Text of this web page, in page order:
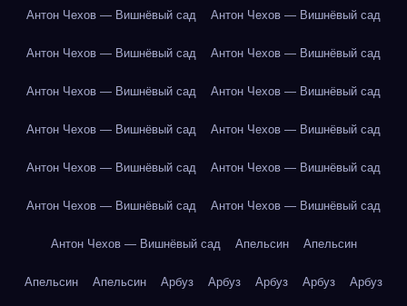
Антон Чехов — Вишнёвый сад Антон Чехов — Вишнёвый сад
Антон Чехов — Вишнёвый сад Антон Чехов — Вишнёвый сад
Антон Чехов — Вишнёвый сад Антон Чехов — Вишнёвый сад
Антон Чехов — Вишнёвый сад Антон Чехов — Вишнёвый сад
Антон Чехов — Вишнёвый сад Антон Чехов — Вишнёвый сад
Антон Чехов — Вишнёвый сад Антон Чехов — Вишнёвый сад
Антон Чехов — Вишнёвый сад Апельсин Апельсин
Апельсин Апельсин Арбуз Арбуз Арбуз Арбуз Арбуз